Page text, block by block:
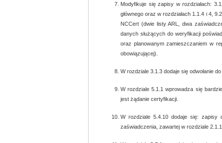
Modyfikuje się zapisy w rozdziałach:
głównego oraz w rozdziałach 1.1.4 i 4,
NCCert (dwie listy ARL, dwa
danych służących do weryfikacji
oraz planowanym zamieszczaniem w
obowiązującej).
W rozdziale 3.1.3 dodaje się odwołanie
W rozdziale 5.1.1 wprowadza się
jest żądanie certyfikacji.
W rozdziale 5.4.10 dodaje się: zapisy
zaświadczenia, zawartej w rozdziale 2.1.1.